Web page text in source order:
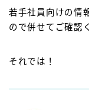
若手社員向けの情
ので併せてご確認
それでは！